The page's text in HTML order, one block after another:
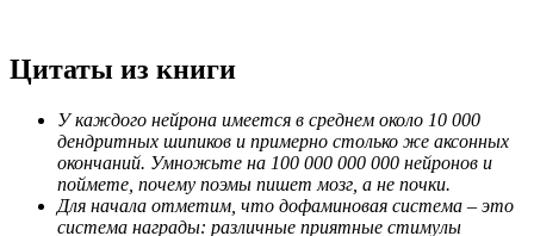
Цитаты из книги
У каждого нейрона имеется в среднем около 10 000
дендритных шипиков и примерно столько же аксонных
окончаний. Умножьте на 100 000 000 000 нейронов и
поймете, почему поэмы пишет мозг, а не почки.
Для начала отметим, что дофаминовая система – это
система награды: различные приятные стимулы